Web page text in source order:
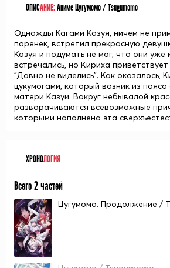
ОПИСАНИЕ:Аниме Цугумомо / Tsugumomo
Однажды Кагами Казуя, ничем не
паренёк, встретил прекрасную
Казуя и подумать не мог, что они уже
встречались, но Кириха
"Давно не виделись". Как оказалось,
цукумогами, который возник из
матери Казуи. Вокруг небывалой
разворачиваются всевозможные
которыми наполнена эта
ХРОНОЛОГИЯ
Всего 2 частей
Цугумомо. Продолжение /